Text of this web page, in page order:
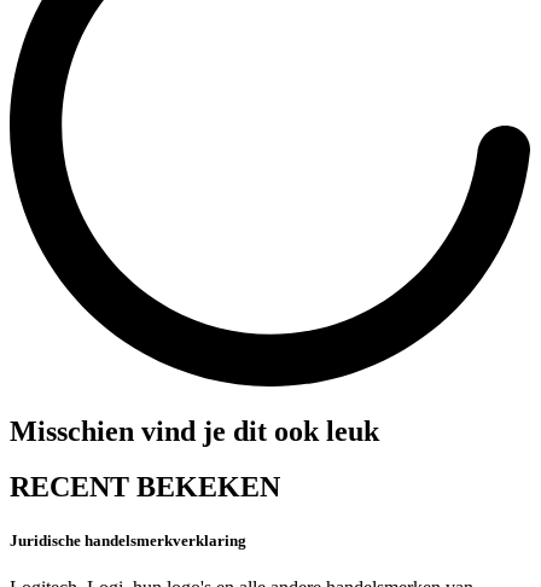
Misschien vind je dit ook leuk
RECENT BEKEKEN
Juridische handelsmerkverklaring